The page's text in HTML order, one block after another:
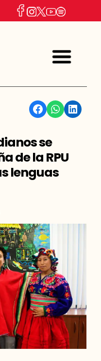
Facebook WhatsApp Linkedin
se
de la RPU
lenguas